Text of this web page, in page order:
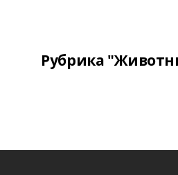
Рубрика